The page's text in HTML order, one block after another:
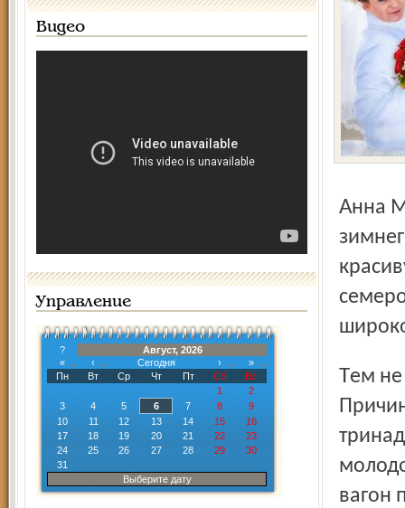
Видео
Управление
?
Август, 2026
«
‹ Сегодня ›
»
Пн
Вт Ср Чт Пт Сб
Вс
1
2
3
4 5 6 7 8
9
10
11 12 13 14 15
16
17
18 19 20 21 22
23
24
25 26 27 28 29
30
31
Выберите дату
Анна Мухина, начальник отдела ЗАГС, утверждает: «Для
Тем не менее, декабрь 2012 года богат на свадьбы.
вагон